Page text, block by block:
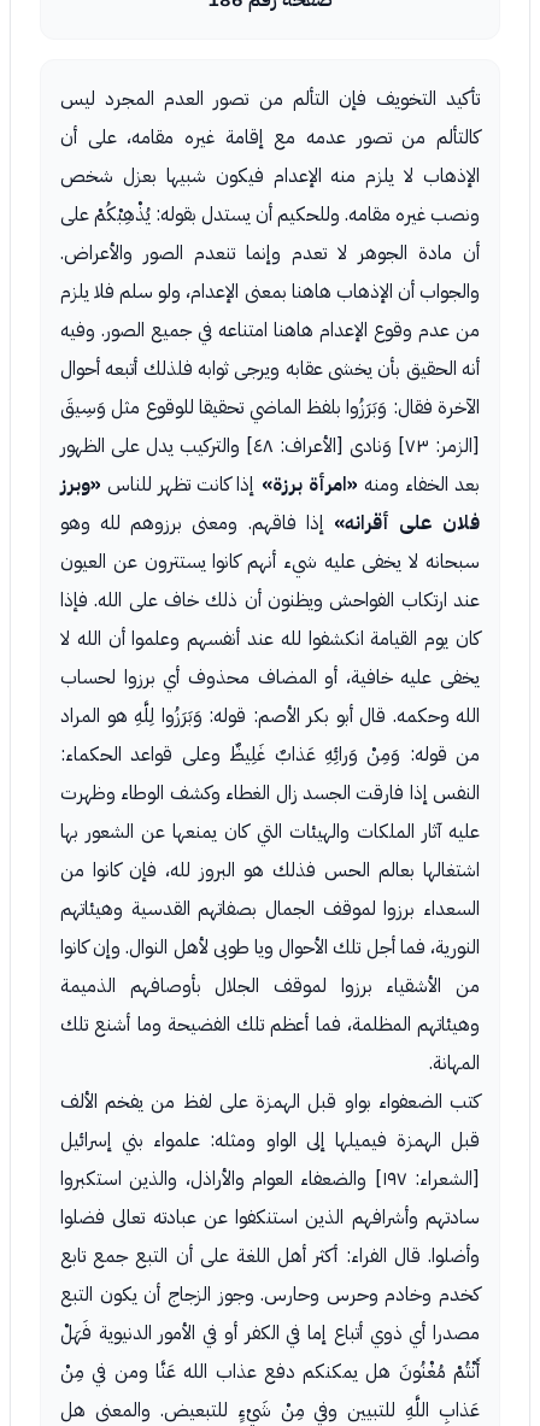
تأكيد التخويف فإن التألم من تصور العدم المجرد ليس
كالتألم من تصور عدمه مع إقامة غيره مقامه، على أن
الإذهاب لا يلزم منه الإعدام فيكون شبيها بعزل شخص
ونصب غيره مقامه. وللحكيم أن يستدل بقوله: يُذْهِبْكُمْ على
أن مادة الجوهر لا تعدم وإنما تنعدم الصور والأعراض.
والجواب أن الإذهاب هاهنا بمعنى الإعدام، ولو سلم فلا يلزم
من عدم وقوع الإعدام هاهنا امتناعه في جميع الصور. وفيه
أنه الحقيق بأن يخشى عقابه ويرجى ثوابه فلذلك أتبعه أحوال
الآخرة فقال: وَبَرَزُوا بلفظ الماضي تحقيقا للوقوع مثل وَسِيقَ
[الزمر: ٧٣] وَنادى [الأعراف: ٤٨] والتركيب يدل على الظهور
بعد الخفاء ومنه «امرأة برزة» إذا كانت تظهر للناس «وبرز
فلان على أقرانه» إذا فاقهم. ومعنى برزوهم لله وهو
سبحانه لا يخفى عليه شيء أنهم كانوا يستترون عن العيون
عند ارتكاب الفواحش ويظنون أن ذلك خاف على الله. فإذا
كان يوم القيامة انكشفوا لله عند أنفسهم وعلموا أن الله لا
يخفى عليه خافية، أو المضاف محذوف أي برزوا لحساب
الله وحكمه. قال أبو بكر الأصم: قوله: وَبَرَزُوا لِلَّهِ هو المراد
من قوله: وَمِنْ وَرائِهِ عَذابٌ غَلِيظٌ وعلى قواعد الحكماء:
النفس إذا فارقت الجسد زال الغطاء وكشف الوطاء وظهرت
عليه آثار الملكات والهيئات التي كان يمنعها عن الشعور بها
اشتغالها بعالم الحس فذلك هو البروز لله، فإن كانوا من
السعداء برزوا لموقف الجمال بصفاتهم القدسية وهيئاتهم
النورية، فما أجل تلك الأحوال ويا طوبى لأهل النوال. وإن كانوا
من الأشقياء برزوا لموقف الجلال بأوصافهم الذميمة
وهيئاتهم المظلمة، فما أعظم تلك الفضيحة وما أشنع تلك
المهانة.
كتب الضعفواء بواو قبل الهمزة على لفظ من يفخم الألف
قبل الهمزة فيميلها إلى الواو ومثله: علمواء بني إسرائيل
[الشعراء: ١٩٧] والضعفاء العوام والأراذل، والذين استكبروا
سادتهم وأشرافهم الذين استنكفوا عن عبادته تعالى فضلوا
وأضلوا. قال الفراء: أكثر أهل اللغة على أن التبع جمع تابع
كخدم وخادم وحرس وحارس. وجوز الزجاج أن يكون التبع
مصدرا أي ذوي أتباع إما في الكفر أو في الأمور الدنيوية فَهَلْ
أَنْتُمْ مُغْنُونَ هل يمكنكم دفع عذاب الله عَنَّا ومن في مِنْ
عَذابِ اللَّهِ للتبيين وفي مِنْ شَيْءٍ للتبعيض. والمعنى هل